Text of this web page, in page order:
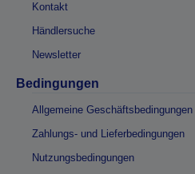
Kontakt
Händlersuche
Newsletter
Bedingungen
Allgemeine Geschäftsbedingungen
Zahlungs- und Lieferbedingungen
Nutzungsbedingungen